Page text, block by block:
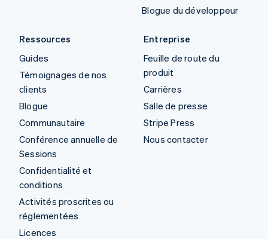
Blogue du développeur
Ressources
Guides
Témoignages de nos
clients
Blogue
Communautaire
Conférence annuelle de
Sessions
Confidentialité et
conditions
Activités proscrites ou
réglementées
Licences
Entreprise
Feuille de route du
produit
Carrières
Salle de presse
Stripe Press
Nous contacter